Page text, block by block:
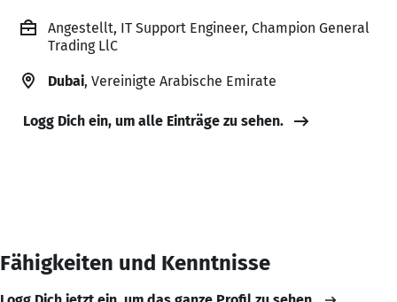
Angestellt, IT Support Engineer, Champion General
Trading LlC
Dubai, Vereinigte Arabische Emirate
Logg Dich ein, um alle Einträge zu sehen.
Fähigkeiten und Kenntnisse